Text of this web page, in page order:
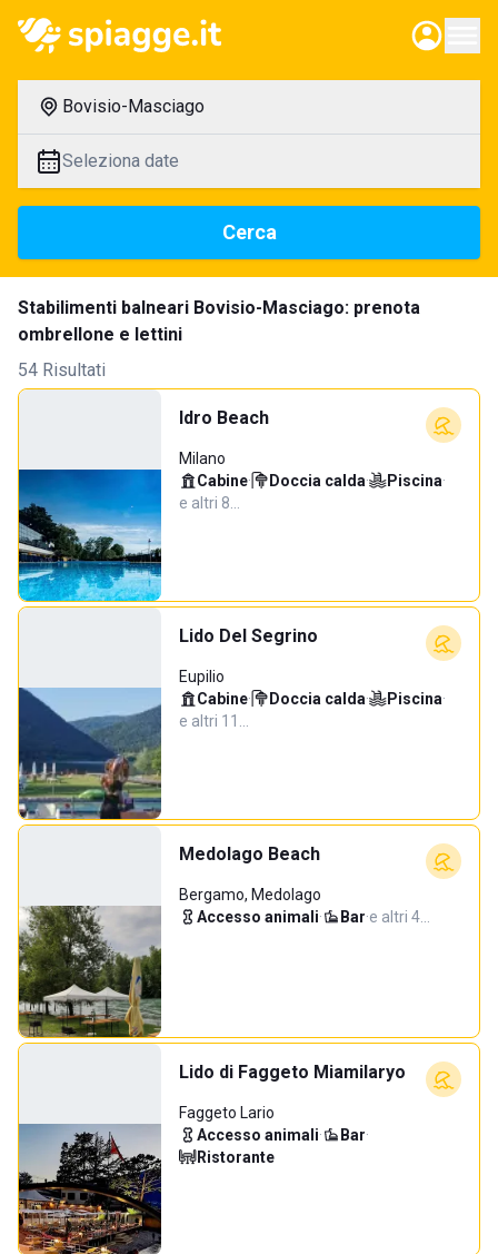
Bovisio-Masciago
Seleziona date
Cerca
Stabilimenti balneari Bovisio-Masciago: prenota
ombrellone e lettini
54 Risultati
Idro Beach
Milano
Cabine· Doccia calda· Piscina·
e altri 8…
Lido Del Segrino
Eupilio
Cabine· Doccia calda· Piscina·
e altri 11…
Medolago Beach
Bergamo, Medolago
Accesso animali· Bar·e altri 4…
Lido di Faggeto Miamilaryo
Faggeto Lario
Accesso animali· Bar·
Ristorante